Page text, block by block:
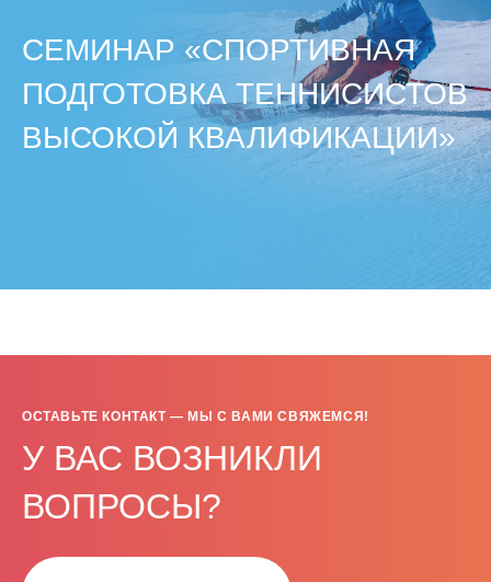
СЕМИНАР «СПОРТИВНАЯ
ПОДГОТОВКА ТЕННИСИСТОВ
ВЫСОКОЙ КВАЛИФИКАЦИИ»
ОСТАВЬТЕ КОНТАКТ — МЫ С ВАМИ СВЯЖЕМСЯ!
У ВАС ВОЗНИКЛИ
ВОПРОСЫ?